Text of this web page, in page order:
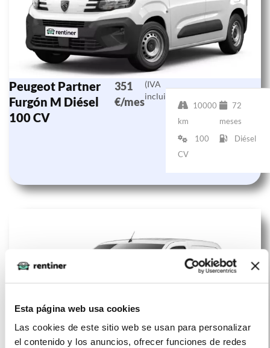
Esta página web usa cookies
Las cookies de este sitio web se usan para personalizar
el contenido y los anuncios, ofrecer funciones de redes
Peugeot Partner
Furgón M Diésel
100 CV
351
€/mes
(IVA
incluido)
10000
km
72
meses
100
CV
Diésel